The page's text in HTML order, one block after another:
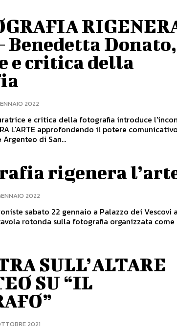
Benedetta Donato,
e critica della
2022
e critica della fotografia introduce
L'ARTE approfondendo il potere
di San...
rigenera
2022
sabato 22 gennaio a Palazzo dei Vescovi
rotonda sulla fotografia organizzata come
SULL’ALTARE
SU “IL
2021